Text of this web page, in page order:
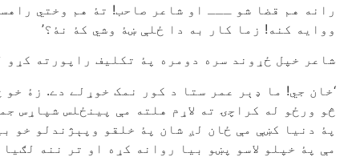
رانه هم قضا شو ـــ او شاعر صاحب! تۀ هم وختي
ووايه کنه! زما کار به دا ځلې ښۀ وشي کۀ نۀ؟’
شاعر خپل ځړوند سره دومره پۀ تکليف راپورته
‘خان جي! ما ډېر عمر ستا د کور نمک خوړلے دے. زۀ
څو ورځو له کراچۍ ته لاړم هلته مې پینځلس شپاړس
پۀ دنيا کښې مې ځان لږ شان پۀ خلقو وپېژندلو خو
مې پۀ خپلو لاسو پښو بيا روانه کړه او تر ننه